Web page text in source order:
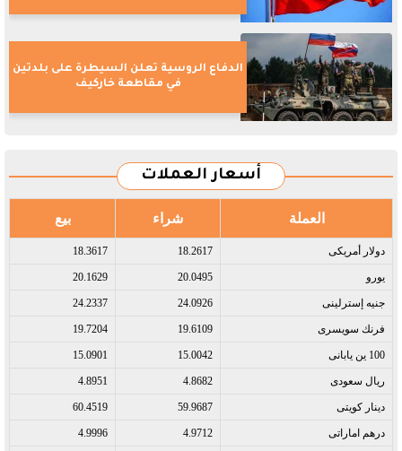
الدفاع الروسية تعلن السيطرة على بلدتين
في مقاطعة خاركيف
أسعار العملات
العملة شراء بيع
دولار أمريكى​ 18.2617
18.3617
يورو​ 20.0495
20.1629
جنيه إسترلينى​ 24.0926
24.2337
فرنك سويسرى​ 19.6109
19.7204
100 ين يابانى​ 15.0042
15.0901
ريال سعودى​ 4.8682
4.8951
دينار كويتى​ 59.9687
60.4519
درهم اماراتى​ 4.9712
4.9996